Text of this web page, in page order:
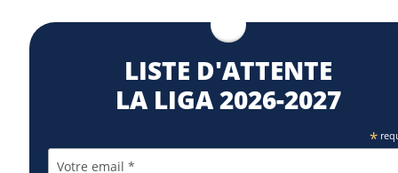
LISTE D'ATTENTE
LA LIGA 2026-2027
*